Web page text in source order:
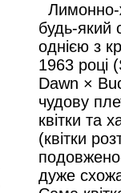
Лимонно-
будь-який
однією з
1963 році
Dawn ×
чудову
квітки та
(квітки
дуже